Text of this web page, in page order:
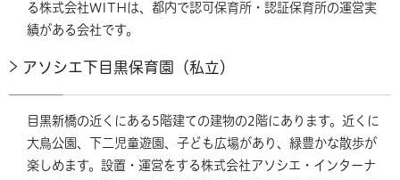
る株式会社WITHは、都内で認可保育所・認証保育所の運営実
績がある会社です。
アソシエ下目黒保育園（私立）
目黒新橋の近くにある5階建ての建物の2階にあります。近くに
大鳥公園、下二児童遊園、子ども広場があり、緑豊かな散歩が
楽しめます。設置・運営をする株式会社アソシエ・インターナ